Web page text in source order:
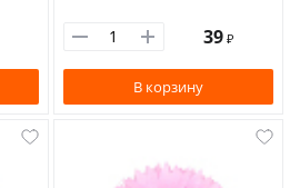
39 ₽
В корзину